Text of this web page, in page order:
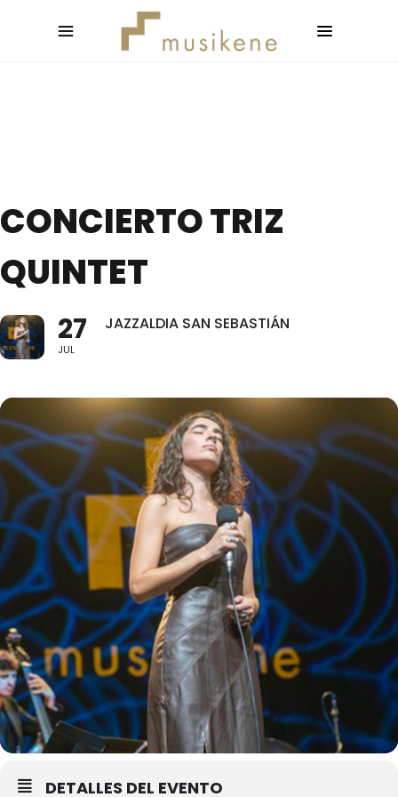
CONCIERTO TRIZ
QUINTET
27
JUL
JAZZALDIA SAN SEBASTIÁN
DETALLES DEL EVENTO